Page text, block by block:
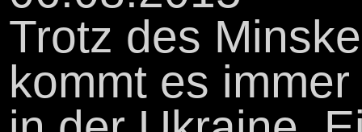
Trotz des
kommt es